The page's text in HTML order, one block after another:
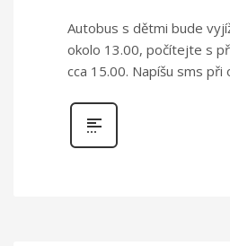
Autobus s dětmi bude
okolo 13.00, počítejte s
cca 15.00. Napíšu sms při